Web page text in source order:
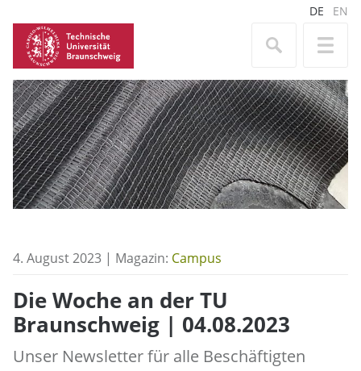
DE EN
4. August 2023 | Magazin: Campus
Die Woche an der TU
Braunschweig | 04.08.2023
Unser Newsletter für alle Beschäftigten